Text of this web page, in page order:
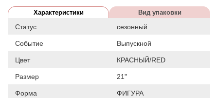
Характеристики Вид упаковки
Статус сезонный
Событие Выпускной
Цвет КРАСНЫЙ/RED
Размер 21"
Форма ФИГУРА